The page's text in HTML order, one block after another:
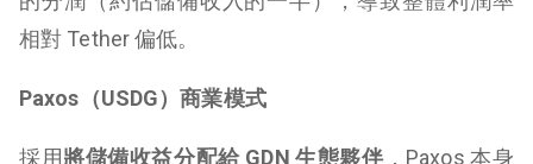
相對 Tether 偏低。
Paxos（USDG）商業模式
採用將儲備收益分配給 GDN 生態夥伴，Paxos 本身